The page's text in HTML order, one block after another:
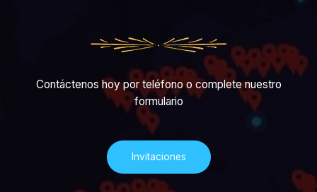
Contáctenos hoy por teléfono o complete nuestro
formulario
Invitaciones